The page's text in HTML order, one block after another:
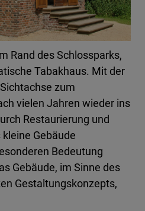
Rand des Schlossparks,
Tabakhaus. Mit der
zum
vielen Jahren wieder ins
Restaurierung und
Gebäude
Bedeutung
Gebäude, im Sinne des
Gestaltungskonzepts,